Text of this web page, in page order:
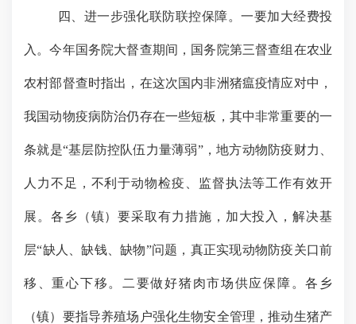
四、进一步强化联防联控保障。一要加大经费投
入。今年国务院大督查期间，国务院第三督查组在农业
农村部督查时指出，在这次国内非洲猪瘟疫情应对中，
我国动物疫病防治仍存在一些短板，其中非常重要的一
条就是“基层防控队伍力量薄弱”，地方动物防疫财力、
人力不足，不利于动物检疫、监督执法等工作有效开
展。各乡（镇）要采取有力措施，加大投入 ，解决基
层“缺人、缺钱、缺物”问题，真正实现动物防疫关口前
移、重心下移。二要做好猪肉市场供应保障。各乡
（镇）要指导养殖场户强化生物安全管理，推动生猪产